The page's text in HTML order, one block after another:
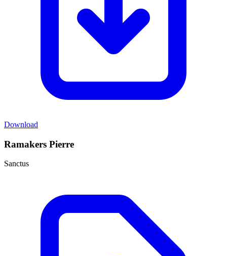
Download
Ramakers Pierre
Sanctus